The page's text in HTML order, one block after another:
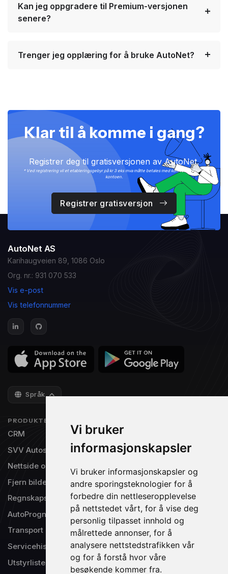
Vi bruker
informasjonskapsler
Vi bruker informasjonskapsler og
andre sporingsteknologier for å
forbedre din nettleseropplevelse
på nettstedet vårt, for å vise deg
personlig tilpasset innhold og
målrettede annonser, for å
analysere nettstedstrafikken vår
og for å forstå hvor våre
besøkende kommer fra.
Kan jeg oppgradere til Premium-versjonen
senere?
Trenger jeg opplæring for å bruke AutoNet?
Klar til å komme i gang?
Registrer deg til gratisversjonen av AutoNet.
* Ved registrering vil et etableringsgebyr på kr 3 eks mva måtte betales med kort for å aktivere
kontoen.
Registrer gratisversjon
AutoNet AS
Karihaugveien 89, 1086 Oslo
Org. nr.: 931 070 533
Vis e-post
Vis telefonnummer
Språk
PRODUKTER
CRM
SVV Autosys
Nettside og TV-visning
Fjern bilde bakgrunn
Regnskapsintegrasjon
AutoPrognose®
Transport
Servicehistorikk
Utstyrlister
Priser
Gratisversjon
Om oss
Produktinnspill
Driftsstatus
Support